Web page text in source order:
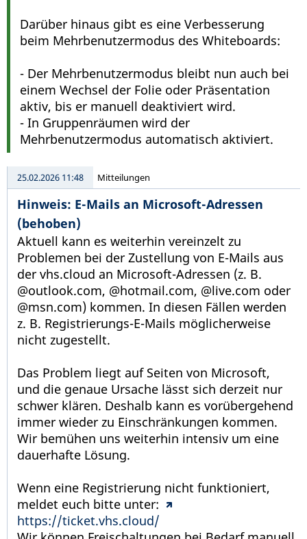
Darüber hinaus gibt es eine Verbesserung
beim Mehrbenutzermodus des Whiteboards:
- Der Mehrbenutzermodus bleibt nun auch bei
einem Wechsel der Folie oder Präsentation
aktiv, bis er manuell deaktiviert wird.
- In Gruppenräumen wird der
Mehrbenutzermodus automatisch aktiviert.
25.02.2026 11:48 Mitteilungen
Hinweis: E-Mails an Microsoft-Adressen
(behoben)
Aktuell kann es weiterhin vereinzelt zu
Problemen bei der Zustellung von E-Mails aus
der vhs.cloud an Microsoft-Adressen (z. B.
@outlook.com, @hotmail.com, @live.com oder
@msn.com) kommen. In diesen Fällen werden
z. B. Registrierungs-E-Mails möglicherweise
nicht zugestellt.
Das Problem liegt auf Seiten von Microsoft,
und die genaue Ursache lässt sich derzeit nur
schwer klären. Deshalb kann es vorübergehend
immer wieder zu Einschränkungen kommen.
Wir bemühen uns weiterhin intensiv um eine
dauerhafte Lösung.
Wenn eine Registrierung nicht funktioniert,
meldet euch bitte unter:
https://ticket.vhs.cloud/